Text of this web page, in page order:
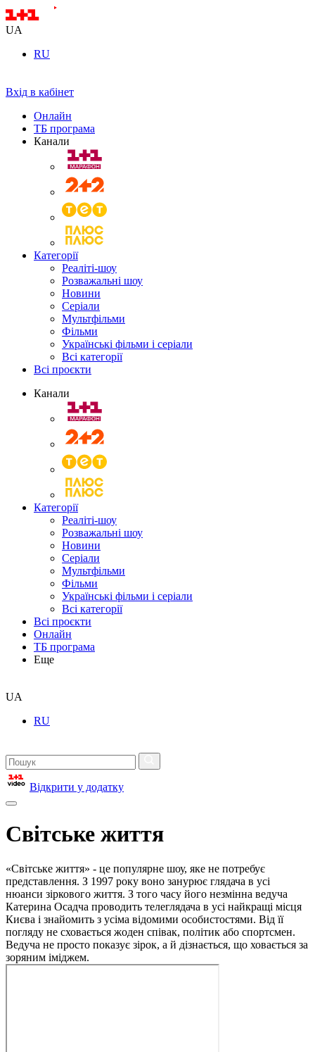
UA
RU
Вхід в кабінет
Онлайн
ТБ програма
Канали
Категорії
Реаліті-шоу
Розважальні шоу
Новини
Серіали
Мультфільми
Фільми
Українські фільми і серіали
Всі категорії
Всі проєкти
Канали
Категорії
Реаліті-шоу
Розважальні шоу
Новини
Серіали
Мультфільми
Фільми
Українські фільми і серіали
Всі категорії
Всі проєкти
Онлайн
ТБ програма
Еще
UA
RU
Відкрити у додатку
Світське життя
«Світське життя» - це популярне шоу, яке не потребує
представлення. З 1997 року воно занурює глядача в усі
нюанси зіркового життя. З того часу його незмінна ведуча
Катерина Осадча проводить телеглядача в усі найкращі місця
Києва і знайомить з усіма відомими особистостями. Від її
погляду не сховається жоден співак, політик або спортсмен.
Ведуча не просто показує зірок, а й дізнається, що ховається за
зоряним іміджем.